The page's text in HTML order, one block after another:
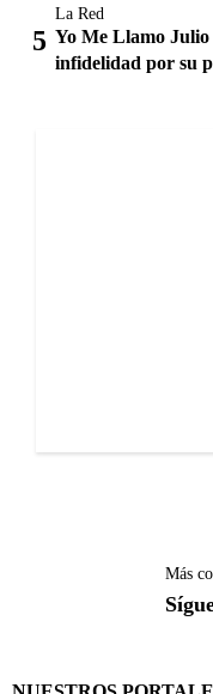
La Red
Yo Me Llamo
infidelidad por su
Más